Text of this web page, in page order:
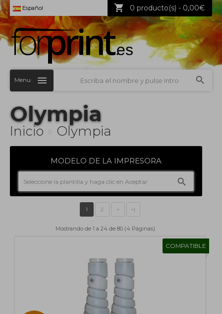
Español 0 producto(s) - 0,00€
Menu
Olympia
Inicio Olympia
MODELO DE LA IMPRESORA
1 2 > >|
Mostrando de 1 a 24 de 80 (4 Páginas)
COMPATIBLE